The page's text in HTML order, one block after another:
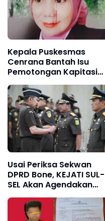
Kepala Puskesmas
Cenrana Bantah Isu
Pemotongan Kapitasi
50 Persen
Usai Periksa Sekwan
DPRD Bone, KEJATI SUL-
SEL Akan Agendakan
Periksa Kadis dan TAPD
PEMDA BONE